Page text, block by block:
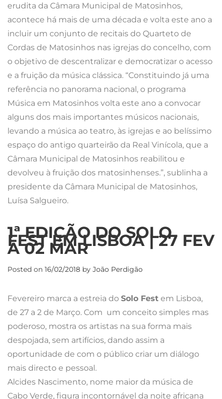
erudita da Câmara Municipal de Matosinhos,
acontece há mais de uma década e volta este ano a
incluir um conjunto de recitais do Quarteto de
Cordas de Matosinhos nas igrejas do concelho, com
o objetivo de descentralizar e democratizar o acesso
e a fruição da música clássica. “Constituindo já uma
referência no panorama nacional, o programa
Música em Matosinhos volta este ano a convocar
alguns dos mais importantes músicos nacionais,
levando a música ao teatro, às igrejas e ao belíssimo
espaço do antigo quarteirão da Real Vinícola, que a
Câmara Municipal de Matosinhos reabilitou e
devolveu à fruição dos matosinhenses.”, sublinha a
presidente da Câmara Municipal de Matosinhos,
Luísa Salgueiro.
1ª EDIÇÃO DO SOLO
FEST EM LISBOA | 27 FEV
A 02 MAR
Posted on 16/02/2018 by João Perdigão
Fevereiro marca a estreia do Solo Fest em Lisboa,
de 27 a 2 de Março. Com um conceito simples mas
poderoso, mostra os artistas na sua forma mais
despojada, sem artifícios, dando assim a
oportunidade de com o público criar um diálogo
mais directo e pessoal.
Alcides Nascimento, nome maior da música de
Cabo Verde, figura incontornável da noite africana